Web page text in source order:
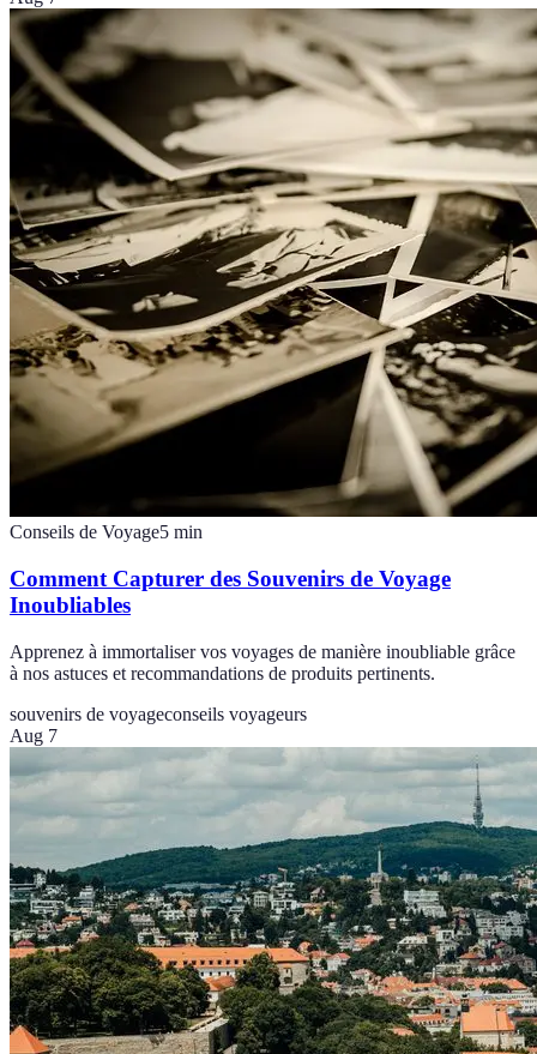
Conseils de Voyage5 min
Comment Capturer des Souvenirs de Voyage
Inoubliables
Apprenez à immortaliser vos voyages de manière inoubliable grâce
à nos astuces et recommandations de produits pertinents.
souvenirs de voyageconseils voyageurs
Aug 7